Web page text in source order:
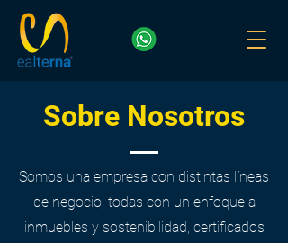
Sobre Nosotros
Somos una empresa con distintas líneas
de negocio, todas con un enfoque a
inmuebles y sostenibilidad, certificados